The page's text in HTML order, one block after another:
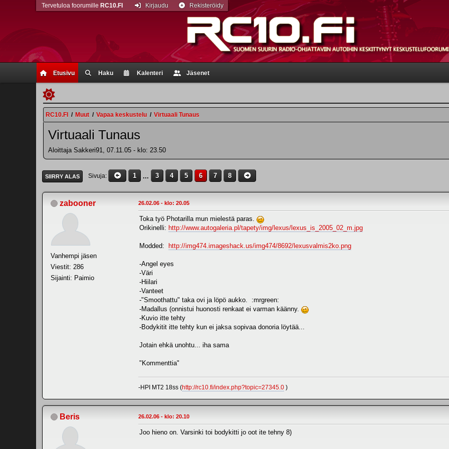
Etusivu Haku Kalenteri Jäsenet
Tervetuloa foorumille RC10.FI Kirjaudu Rekisteröidy
RC10.FI / Muut / Vapaa keskustelu / Virtuaali Tunaus
Virtuaali Tunaus
Aloittaja Sakkeri91, 07.11.05 - klo: 23.50
SIIRRY ALAS Sivuja 1 ... 3 4 5 6 7 8
zabooner
Vanhempi jäsen
Viestit: 286
Sijainti: Paimio
26.02.06 - klo: 20.05
Toka työ Photarilla mun mielestä paras.
Orikinelli: http://www.autogaleria.pl/tapety/img/lexus/lexus_is_2005_02_m.jpg
Modded: http://img474.imageshack.us/img474/8692/lexusvalmis2ko.png
-Angel eyes
-Väri
-Hiilari
-Vanteet
-"Smoothattu" taka ovi ja löpö aukko. :mrgreen:
-Madallus (onnistui huonosti renkaat ei varman käänny.
-Kuvio itte tehty
-Bodykitit itte tehty kun ei jaksa sopivaa donoria löytää...
Jotain ehkä unohtu... iha sama
"Kommenttia"
-HPI MT2 18ss (http://rc10.fi/index.php?topic=27345.0 )
Beris 26.02.06 - klo: 20.10
Joo hieno on. Varsinki toi bodykitti jo oot ite tehny 8)